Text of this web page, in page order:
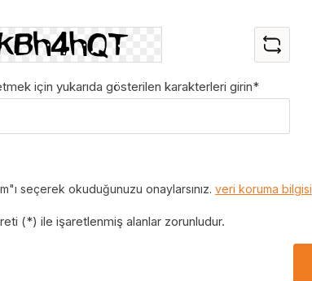
için yukarıda gösterilen karakterleri girin*
seçerek okuduğunuzu onaylarsınız. veri koruma bilgisi
(*) ile işaretlenmiş alanlar zorunludur.